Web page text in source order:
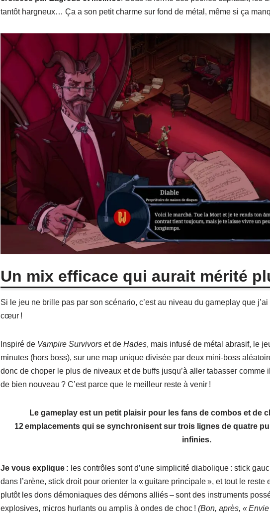
tantôt hargneux… Ça a son petit charme sur fond de métal, même si ça
Un mix efficace qui aurait mérité
Si le jeu ne brille pas par son scénario, c’est au niveau du gameplay que
cœur !
Inspiré de Vampire Survivorset de Hades, mais infusé de métal abrasif, le
minutes (hors boss), sur une map unique divisée par deux mini-boss
donc de choper le plus de niveaux et de buffs jusqu’à aller tabasser comme
de bien nouveau ? C’est parce que le meilleur reste à venir !
Le gameplay est un petit plaisir pour les fans de combos et de
12 emplacements qui se synchronisent sur trois lignes de quatre
infinies.
Je vous explique : les contrôles sont d’une simplicité diabolique : stick
dans l’arène, stick droit pour orienter la « guitare principale », et tout le reste
plutôt les dons démoniaques des démons alliés – sont des instruments
explosives, micros hurlants ou amplis à ondes de choc ! (Bon, après, «